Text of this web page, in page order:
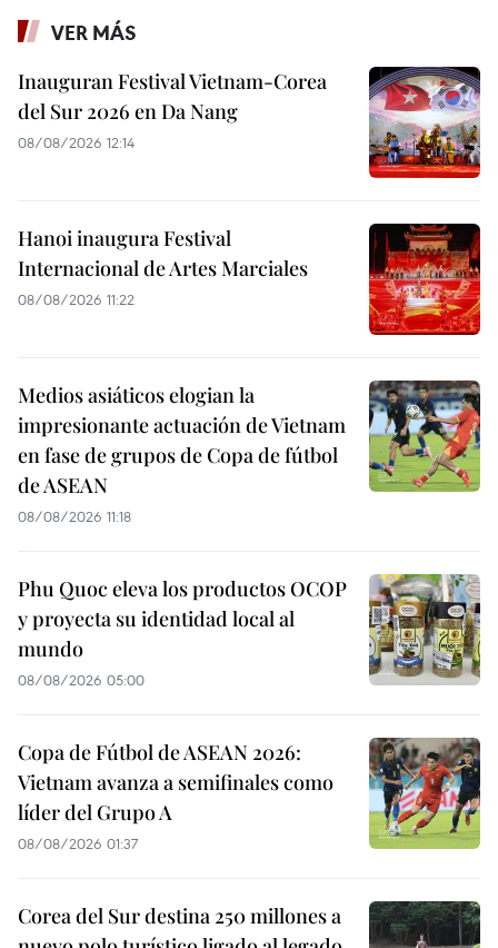
VER MÁS
Inauguran Festival Vietnam-Corea
del Sur 2026 en Da Nang
08/08/2026 12:14
Hanoi inaugura Festival
Internacional de Artes Marciales
08/08/2026 11:22
Medios asiáticos elogian la
impresionante actuación de Vietnam
en fase de grupos de Copa de fútbol
de ASEAN
08/08/2026 11:18
Phu Quoc eleva los productos OCOP
y proyecta su identidad local al
mundo
08/08/2026 05:00
Copa de Fútbol de ASEAN 2026:
Vietnam avanza a semifinales como
líder del Grupo A
08/08/2026 01:37
Corea del Sur destina 250 millones a